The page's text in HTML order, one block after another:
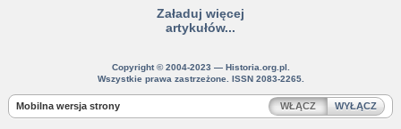
Załaduj więcej
artykułów...
Copyright © 2004-2023 — Historia.org.pl.
Wszystkie prawa zastrzeżone. ISSN 2083-2265.
Mobilna wersja strony WŁĄCZ WYŁĄCZ